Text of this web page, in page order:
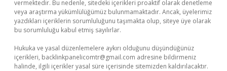
vermektedir. Bu nedenle, sitedeki içerikleri proaktif olarak denetleme
veya araştırma yükümlülüğümüz bulunmamaktadır. Ancak, üyelerimiz
yazdıkları içeriklerin sorumluluğunu taşımakta olup, siteye üye olarak
bu sorumluluğu kabul etmiş sayılırlar.
Hukuka ve yasal düzenlemelere aykırı olduğunu düşündüğünüz
içerikleri, backlinkpanelicomtr@gmail.com adresine bildirmeniz
halinde, ilgili içerikler yasal süre içerisinde sitemizden kaldırılacaktır.